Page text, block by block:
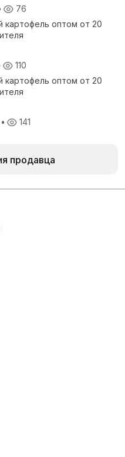
76
оптом от 20
110
оптом от 20
• 141
продавца